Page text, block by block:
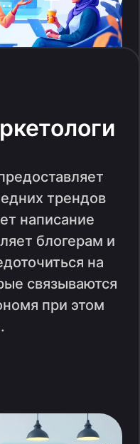
трендов
написание
блогерам и
на
связываются
при этом